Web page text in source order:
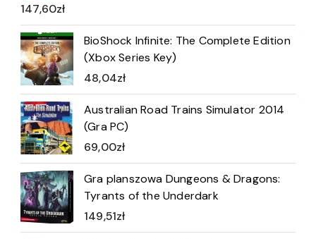
147,60zł
BioShock Infinite: The Complete Edition
(Xbox Series Key)
48,04zł
Australian Road Trains Simulator 2014
(Gra PC)
69,00zł
Gra planszowa Dungeons & Dragons:
Tyrants of the Underdark
149,51zł